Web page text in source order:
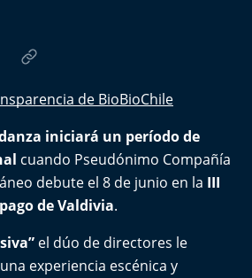
de BioBioChile
iniciará un período de
cuando Pseudónimo Compañía
debute el 8 de junio en la III
de Valdivia.
el dúo de directores le
experiencia escénica y